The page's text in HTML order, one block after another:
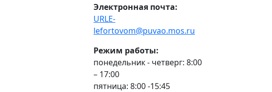
Электронная почта:
URLE-
lefortovom@puvao.mos.ru
Режим работы:
понедельник - четверг: 8:00
– 17:00
пятница: 8:00 -15:45